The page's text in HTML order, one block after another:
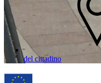
del cittadino